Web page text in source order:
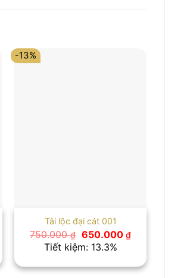
₫.
-13%
Tài lộc đại cát 001
750.000₫ Giá
gốc
là:
650.000₫Giá
650.000 ₫.
Tiết kiệm: 13.3%